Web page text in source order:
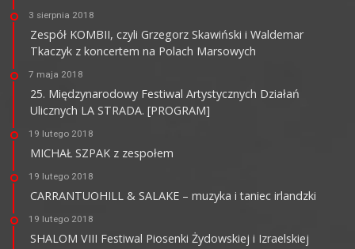
3 sierpnia 2018
Zespół KOMBII, czyli Grzegorz Skawiński i Waldemar
Tkaczyk z koncertem na Polach Marsowych
7 maja 2018
25. Międzynarodowy Festiwal Artystycznych Działań
Ulicznych LA STRADA. [PROGRAM]
19 lutego 2018
MICHAŁ SZPAK z zespołem
19 lutego 2018
CARRANTUOHILL & SALAKE – muzyka i taniec irlandzki
19 lutego 2018
SHALOM VIII Festiwal Piosenki Żydowskiej i Izraelskiej